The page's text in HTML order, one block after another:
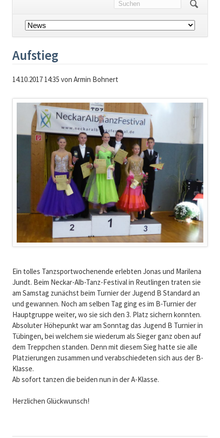
Navigation
überspringen
Aufstieg
14.10.2017 14:35 von Armin Bohnert
Ein tolles Tanzsportwochenende erlebten Jonas und Marilena
Jundt. Beim Neckar-Alb-Tanz-Festival in Reutlingen traten sie
am Samstag zunächst beim Turnier der Jugend B Standard an
und gewannen. Noch am selben Tag ging es im B-Turnier der
Hauptgruppe weiter, wo sie sich den 3. Platz sichern konnten.
Absoluter Höhepunkt war am Sonntag das Jugend B Turnier in
Tübingen, bei welchem sie wiederum als Sieger ganz oben auf
dem Treppchen standen. Denn mit diesem Sieg hatte sie alle
Platzierungen zusammen und verabschiedeten sich aus der B-
Klasse.
Ab sofort tanzen die beiden nun in der A-Klasse.
Herzlichen Glückwunsch!